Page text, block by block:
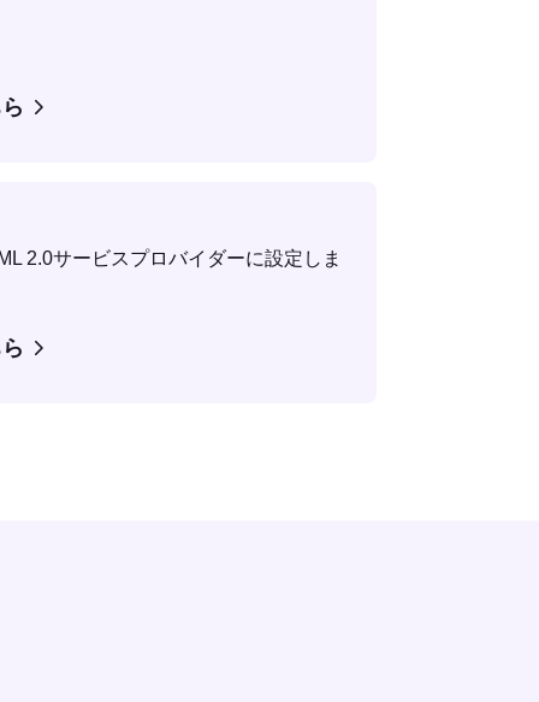
2.0サービスプロバイダーに設定しま